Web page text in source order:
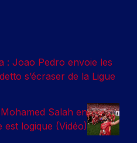
: Joao Pedro envoie les
s’écraser de la Ligue
Salah en
est logique (Vidéo)